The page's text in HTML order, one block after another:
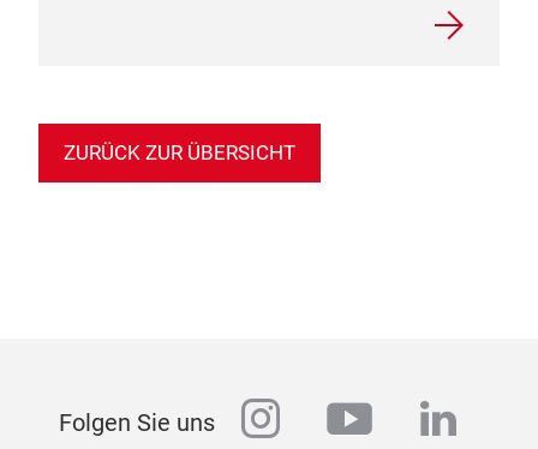
ZURÜCK ZUR ÜBERSICHT
Folgen Sie uns instagram
youtube